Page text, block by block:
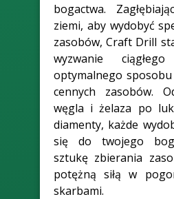
bogactwa.
ziemi, aby wydobyć
zasobów, Craft Drill
wyzwanie
optymalnego
cennych zasobów.
węgla i żelaza po
diamenty, każde
się do twojego
sztukę zbierania
potężną siłą w
skarbami.